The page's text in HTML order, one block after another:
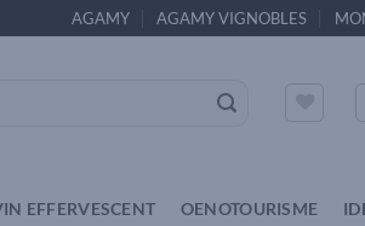
AGAMY AGAMY VIGNOBLES
EFFERVESCENT OENOTOURISME